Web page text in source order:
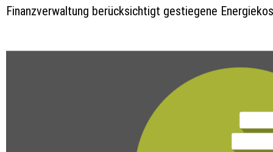
Finanzverwaltung berücksichtigt gestiegene